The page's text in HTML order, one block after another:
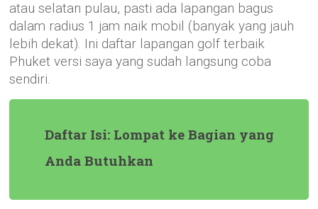
atau selatan pulau, pasti ada lapangan bagus
dalam radius 1 jam naik mobil (banyak yang jauh
lebih dekat). Ini daftar lapangan golf terbaik
Phuket versi saya yang sudah langsung coba
sendiri.
Daftar Isi: Lompat ke Bagian yang
Anda Butuhkan